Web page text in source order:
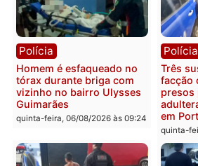
Polícia
Policiais militares
recuperam moto furtada e
prendem trio na zona
na
é